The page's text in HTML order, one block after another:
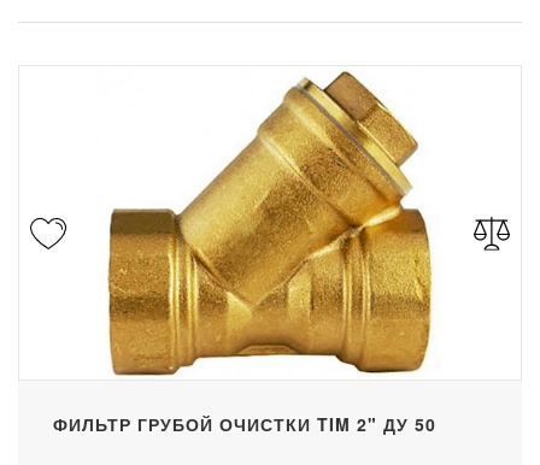
ФИЛЬТР ГРУБОЙ ОЧИСТКИ TIM 2" ДУ 50